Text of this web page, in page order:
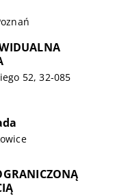
52, 32-085